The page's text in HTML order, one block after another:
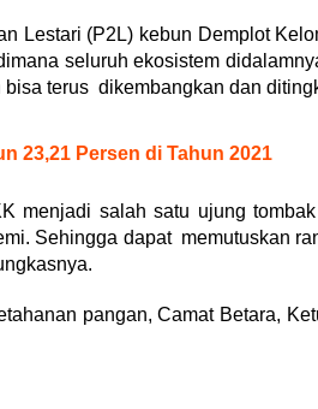
Lestari (P2L) kebun Demplot
seluruh ekosistem
terus dikembangkan dan
23,21 Persen di Tahun 2021
menjadi salah satu ujung
Sehingga dapat memutuskan
pangan, Camat Betara,